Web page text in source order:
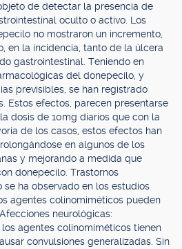
de detectar la presencia de
oculto o activo. Los
no mostraron un incremento,
en la incidencia, tanto de la úlcera
gastrointestinal. Teniendo en
del donepecilo, y
previsibles, se han registrado
Estos efectos, parecen presentarse
dosis de 10mg diarios que con la
de los casos, estos efectos han
en algunos de los
y mejorando a medida que
donepecilo. Trastornos
se ha observado en los estudios
agentes colinomiméticos pueden
neurológicas:
agentes colinomiméticos tienen
convulsiones generalizadas. Sin